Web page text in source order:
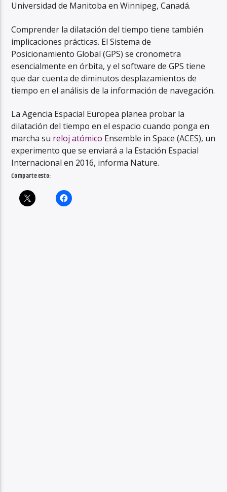
Universidad de Manitoba en Winnipeg, Canadá.
Comprender la dilatación del tiempo tiene también
implicaciones prácticas. El Sistema de
Posicionamiento Global (GPS) se cronometra
esencialmente en órbita, y el software de GPS tiene
que dar cuenta de diminutos desplazamientos de
tiempo en el análisis de la información de navegación.
La Agencia Espacial Europea planea probar la
dilatación del tiempo en el espacio cuando ponga en
marcha su reloj atómico Ensemble in Space (ACES), un
experimento que se enviará a la Estación Espacial
Internacional en 2016, informa Nature.
Comparte esto: